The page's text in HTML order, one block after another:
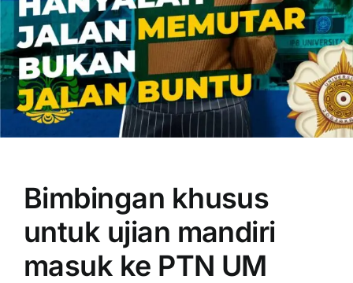
OUR PROGRAM
REGISTRATION
CONTACT US
Bimbingan khusus
untuk ujian mandiri
masuk ke PTN UM